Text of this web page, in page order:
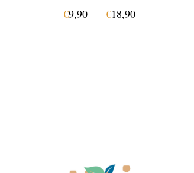
€9,90 – €18,90